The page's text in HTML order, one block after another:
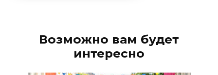
Возможно вам будет
интересно